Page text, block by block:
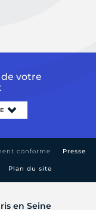
en Seine
votre
conforme Presse
Plan du site